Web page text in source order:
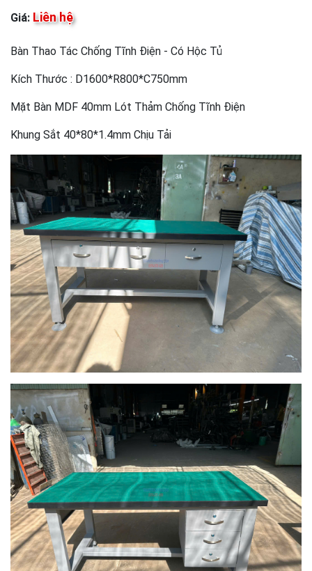
Giá: Liên hệ
Bàn Thao Tác Chống Tĩnh Điện - Có Hộc Tủ
Kích Thước : D1600*R800*C750mm
Mặt Bàn MDF 40mm Lót Thảm Chống Tĩnh Điện
Khung Sắt 40*80*1.4mm Chịu Tải